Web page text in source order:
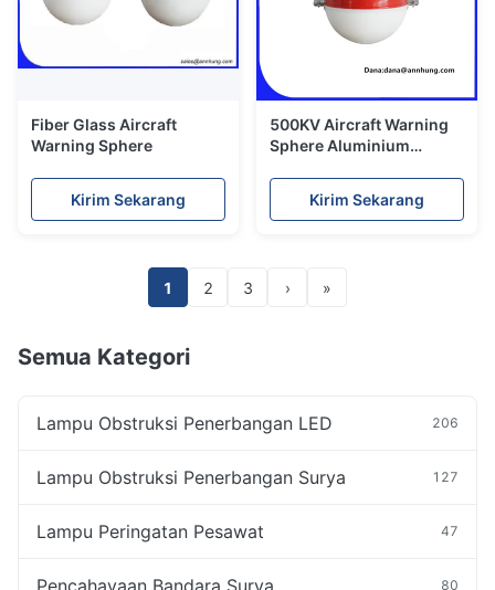
Fiber Glass Aircraft
Warning Sphere
Kirim Sekarang
500KV Aircraft Warning
Sphere Aluminium
Transmission Lines
Kirim Sekarang
1 2 3 › »
Semua Kategori
Lampu Obstruksi Penerbangan LED 206
Lampu Obstruksi Penerbangan Surya 127
Lampu Peringatan Pesawat 47
Pencahayaan Bandara Surya 80